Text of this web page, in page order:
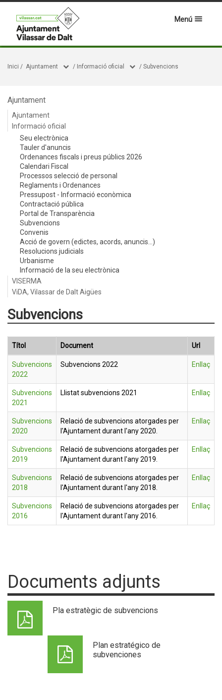
Menú
Inici / Ajuntament / Informació oficial / Subvencions
Ajuntament
Ajuntament
Informació oficial
Seu electrònica
Tauler d'anuncis
Ordenances fiscals i preus públics 2026
Calendari Fiscal
Processos selecció de personal
Reglaments i Ordenances
Pressupost - Informació econòmica
Contractació pública
Portal de Transparència
Subvencions
Convenis
Acció de govern (edictes, acords, anuncis...)
Resolucions judicials
Urbanisme
Informació de la seu electrònica
VISERMA
ViDA, Vilassar de Dalt Aigües
Subvencions
Títol Document Url
Subvencions
2022
Subvencions 2022 Enllaç
Subvencions
2021
Llistat subvencions 2021 Enllaç
Subvencions
2020
Relació de subvencions atorgades per
l'Ajuntament durant l'any 2020.
Enllaç
Subvencions
2019
Relació de subvencions atorgades per
l'Ajuntament durant l'any 2019.
Enllaç
Subvencions
2018
Relació de subvencions atorgades per
l'Ajuntament durant l'any 2018.
Enllaç
Subvencions
2016
Relació de subvencions atorgades per
l'Ajuntament durant l'any 2016.
Enllaç
Documents adjunts
Pla estratègic de subvencions
Plan estratégico de
subvenciones